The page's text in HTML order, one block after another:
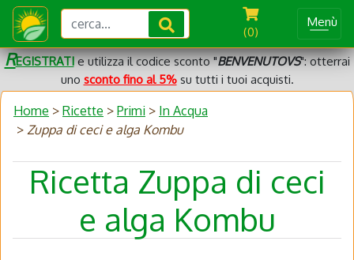
(0)
Menù
REGISTRATIe utilizza il codice sconto "BENVENUTOVS": otterrai
uno sconto fino al 5%su tutti i tuoi acquisti.
Home > Ricette > Primi > In Acqua
> Zuppa di ceci e alga Kombu
Ricetta Zuppa di ceci
e alga Kombu